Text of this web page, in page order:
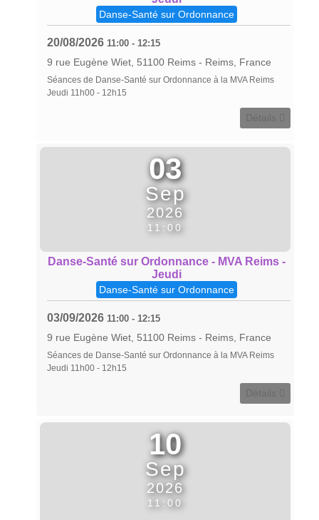
Danse-Santé sur Ordonnance
20/08/2026 11:00 - 12:15
9 rue Eugène Wiet, 51100 Reims - Reims, France
Séances de Danse-Santé sur Ordonnance à la MVA Reims
Jeudi 11h00 - 12h15
Détails
03
Sep
2026
11:00
Danse-Santé sur Ordonnance - MVA Reims -
Jeudi
Danse-Santé sur Ordonnance
03/09/2026 11:00 - 12:15
9 rue Eugène Wiet, 51100 Reims - Reims, France
Séances de Danse-Santé sur Ordonnance à la MVA Reims
Jeudi 11h00 - 12h15
Détails
10
Sep
2026
11:00